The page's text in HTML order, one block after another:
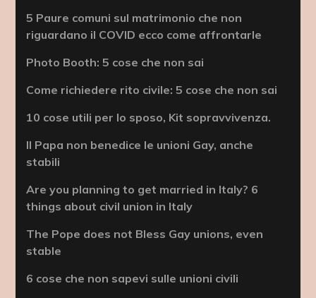
5 Paure comuni sul matrimonio che non
riguardano il COVID ecco come affrontarle
Photo Booth: 5 cose che non sai
Come richiedere rito civile: 5 cose che non sai
10 cose utili per lo sposo, Kit sopravvivenza.
Il Papa non benedice le unioni Gay, anche
stabili
Are you planning to get married in Italy? 6
things about civil union in Italy
The Pope does not Bless Gay unions, even
stable
6 cose che non sapevi sulle unioni civili